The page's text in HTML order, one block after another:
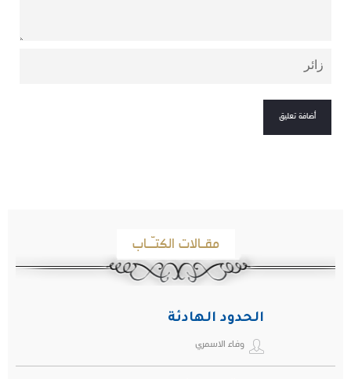
مقـالات الكتـّـاب
الحدود الهادئة
وفاء الاسمري